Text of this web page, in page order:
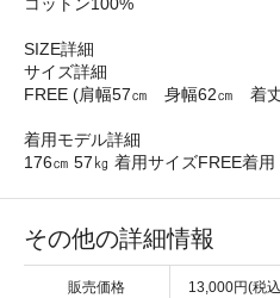
SIZE詳細
サイズ詳細
FREE (肩幅57㎝ 身幅62㎝ 着
着用モデル詳細
176㎝ 57㎏ 着用サイズFREE着用
その他の詳細情報
販売価格 13,000円(税